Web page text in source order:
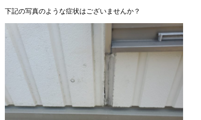
下記の写真のような症状はございませんか？